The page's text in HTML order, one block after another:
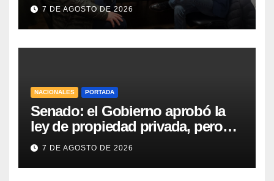
Vialidad para recorrer la ruta a
Villa Huidobro
7 DE AGOSTO DE 2026
NACIONALES PORTADA
Senado: el Gobierno aprobó la
ley de propiedad privada, pero
tuvo que quitar otro capítulo
7 DE AGOSTO DE 2026